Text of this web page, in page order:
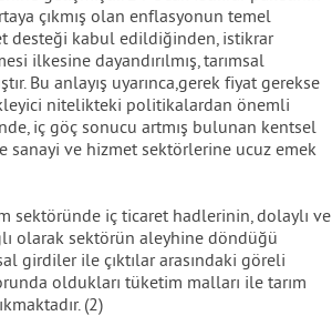
çıkmış olan enflasyonun temel
desteği kabul edildiğinden, istikrar
ilkesine dayandırılmış, tarımsal
Bu anlayış uyarınca,gerek fiyat gerekse
nitelikteki politikalardan önemli
iç göç sonucu artmış bulunan kentsel
ve hizmet sektörlerine ucuz emek
sektöründe iç ticaret hadlerinin, dolaylı ve
olarak sektörün aleyhine döndüğü
girdiler ile çıktılar arasındaki göreli
oldukları tüketim malları ile tarım
(2)